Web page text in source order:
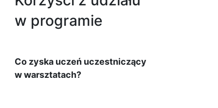
w programie
Co zyska uczeń uczestniczący
w warsztatach?